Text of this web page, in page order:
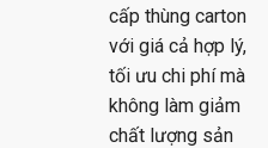
cấp thùng carton
với giá cả hợp lý,
tối ưu chi phí mà
không làm giảm
chất lượng sản